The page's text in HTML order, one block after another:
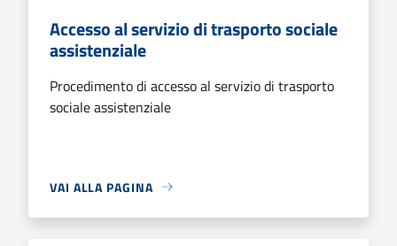
Accesso al servizio di trasporto sociale
assistenziale
Procedimento di accesso al servizio di trasporto
sociale assistenziale
VAI ALLA PAGINA